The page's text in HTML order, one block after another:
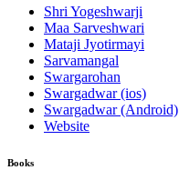
Shri Yogeshwarji
Maa Sarveshwari
Mataji Jyotirmayi
Sarvamangal
Swargarohan
Swargadwar (ios)
Swargadwar (Android)
Website
Books